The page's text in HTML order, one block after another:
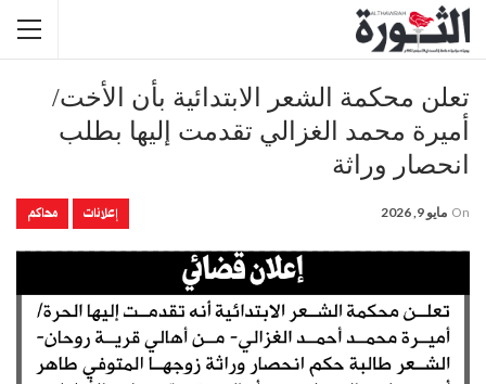
تعلن محكمة الشعر الابتدائية بأن الأخت/
أميرة محمد الغزالي تقدمت إليها بطلب
انحصار وراثة
إعلانات محاكم On مايو 9, 2026